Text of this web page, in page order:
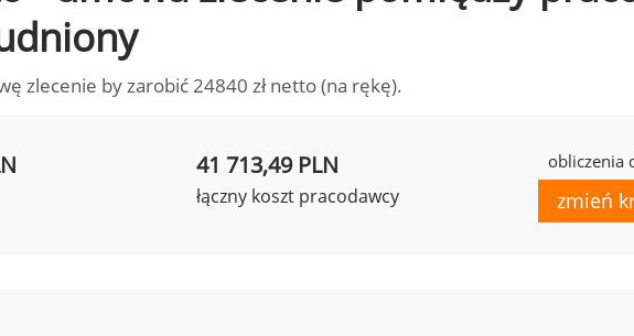
zlecenie by zarobić 24840 zł netto (na rękę).
41 713,49 PLN
łączny koszt pracodawcy
obliczenia
zmień